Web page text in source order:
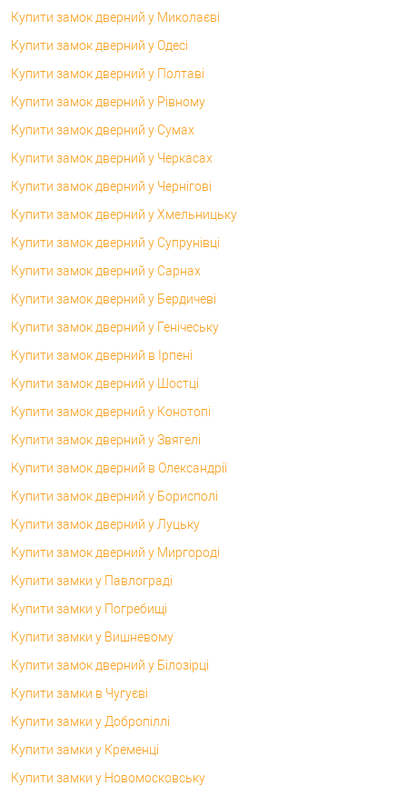
Купити замок дверний у Миколаєві
Купити замок дверний у Одесі
Купити замок дверний у Полтаві
Купити замок дверний у Рівному
Купити замок дверний у Сумах
Купити замок дверний у Черкасах
Купити замок дверний у Чернігові
Купити замок дверний у Хмельницьку
Купити замок дверний у Супрунівці
Купити замок дверний у Сарнах
Купити замок дверний у Бердичеві
Купити замок дверний у Генічеську
Купити замок дверний в Ірпені
Купити замок дверний у Шостці
Купити замок дверний у Конотопі
Купити замок дверний у Звягелі
Купити замок дверний в Олександрії
Купити замок дверний у Борисполі
Купити замок дверний у Луцьку
Купити замок дверний у Миргороді
Купити замки у Павлограді
Купити замки у Погребищі
Купити замки у Вишневому
Купити замок дверний у Білозірці
Купити замки в Чугуєві
Купити замки у Добропіллі
Купити замки у Кременці
Купити замки у Новомосковську